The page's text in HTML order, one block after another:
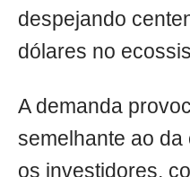
despejando
dólares no
A demanda
semelhante ao
os investidores,